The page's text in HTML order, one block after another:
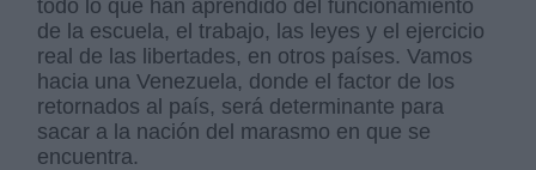
todo lo que han aprendido del funcionamiento
de la escuela, el trabajo, las leyes y el ejercicio
real de las libertades, en otros países. Vamos
hacia una Venezuela, donde el factor de los
retornados al país, será determinante para
sacar a la nación del marasmo en que se
encuentra.